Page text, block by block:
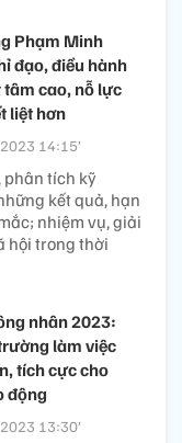
Phạm Minh
đạo, điều hành
tâm cao, nỗ lực
liệt hơn
14:15’
phân tích kỹ
kết quả, hạn
nhiệm vụ, giải
hội trong thời
nhân 2023:
làm việc
tích cực cho
động
13:30’